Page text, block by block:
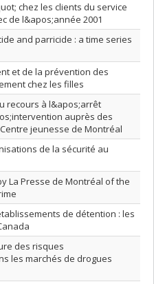
chez les clients du service
de l&apos;année 2001
and parricide : a time series
et de la prévention des
chez les filles
recours à l&apos;arrêt
auprès des
jeunesse de Montréal
de la sécurité au
La Presse de Montréal of the
de détention : les
des risques
les marchés de drogues